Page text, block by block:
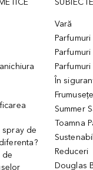
spray de
de
Vară
În
Summer
Toamna
Reduceri
Douglas